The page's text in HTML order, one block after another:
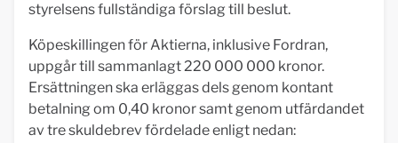
styrelsens fullständiga förslag till beslut.
Köpeskillingen för Aktierna, inklusive Fordran,
uppgår till sammanlagt 220 000 000 kronor.
Ersättningen ska erläggas dels genom kontant
betalning om 0,40 kronor samt genom utfärdandet
av tre skuldebrev fördelade enligt nedan: